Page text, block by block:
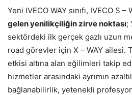
Yeni IVECO WAY sınıfı, IVECO S –
gelen yenilikçiliğin zirve noktası;
sektördeki ilk gerçek gazlı uzun
road görevler için X – WAY ailesi.
etkisi altına alan eğilimleri takip
hizmetler arasındaki ayrımın
bağlanabilirlik, yetenekli